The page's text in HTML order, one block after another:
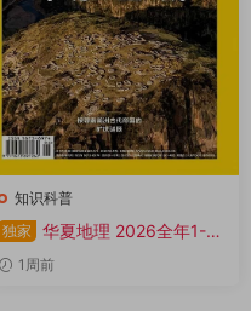
知识科普
独家
华夏地理 2026全年1-12
月共12期 PDF
1周前